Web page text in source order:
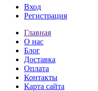
Вход
Регистрация
Главная
О нас
Блог
Доставка
Оплата
Контакты
Карта сайта